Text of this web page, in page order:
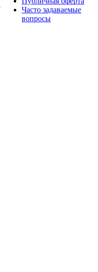
Часто задаваемые
вопросы